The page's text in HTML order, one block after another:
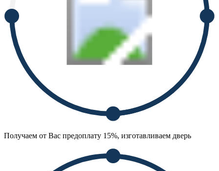
Получаем от Вас предоплату 15%, изготавливаем дверь